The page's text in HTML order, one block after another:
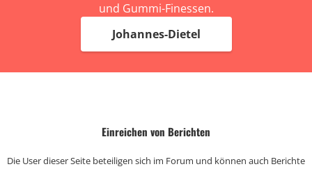
und Gummi-Finessen.
Johannes-Dietel
Einreichen von Berichten
Die User dieser Seite beteiligen sich im Forum und können auch Berichte